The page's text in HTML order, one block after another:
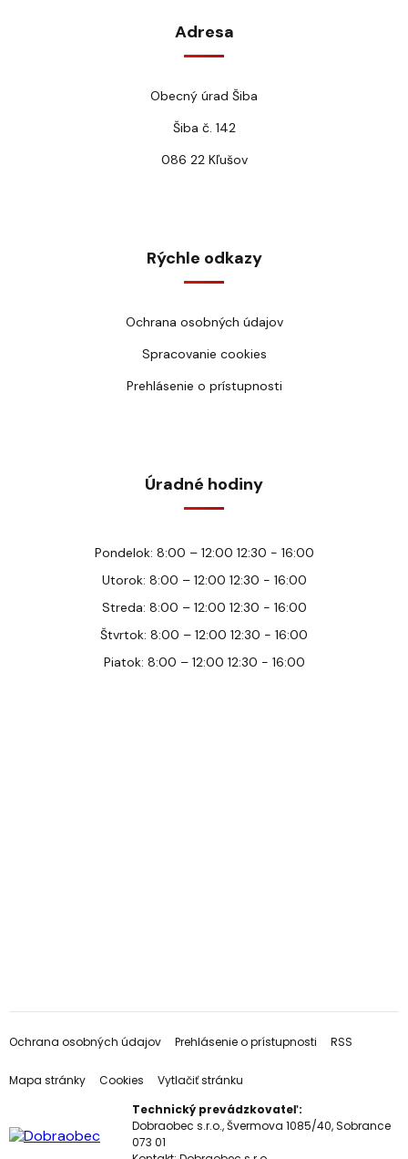
Adresa
Obecný úrad Šiba
Šiba č. 142
086 22 Kľušov
Rýchle odkazy
Ochrana osobných údajov
Spracovanie cookies
Prehlásenie o prístupnosti
Úradné hodiny
Pondelok: 8:00 – 12:00 12:30 - 16:00
Utorok: 8:00 – 12:00 12:30 - 16:00
Streda: 8:00 – 12:00 12:30 - 16:00
Štvrtok: 8:00 – 12:00 12:30 - 16:00
Piatok: 8:00 – 12:00 12:30 - 16:00
Ochrana osobných údajov Prehlásenie o prístupnosti RSS
Mapa stránky Cookies
Vytlačiť stránku
Technický prevádzkovateľ:
Dobraobec s.r.o., Švermova 1085/40, Sobrance
073 01